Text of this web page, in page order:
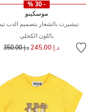
- 30 %
موسكينو
تيشيرت بالشعار بتصميم الدب
باللون الكحلي
د.إ 245.00 سعرد.إ 350.00